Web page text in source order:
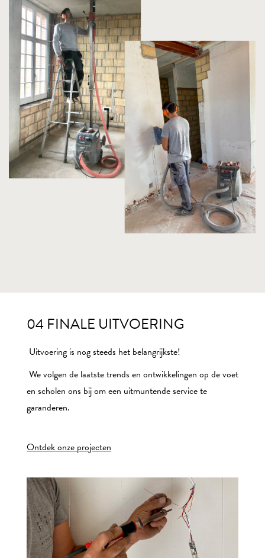
04 FINALE UITVOERING
Uitvoering is nog steeds het belangrijkste!
We volgen de laatste trends en ontwikkelingen op de voet
en scholen ons bij om een uitmuntende service te
garanderen.
Ontdek onze projecten